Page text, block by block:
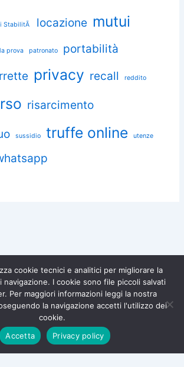
StabilitÃ locazione mutui
prova patronato
portabilità
privacy recall reddito
risarcimento
sussidio truffe online utenze
Consumatori Omnia – Tutti i diritti
|Privacy Policy|Cookie Policy
Iscriviti gratuitamente e difendi i
tuoi diritti.
×
cookie tecnici e analitici per migliorare la
navigazione. I cookie sono file piccoli salvati
Per maggiori informazioni leggi la nostra
la navigazione accetti l'utilizzo dei
cookie.
Accetta
Privacy policy